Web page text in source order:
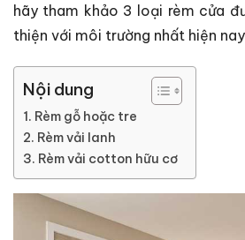
hãy tham khảo 3 loại rèm cửa
thiện với môi trường nhất hiện
Nội dung
Rèm gỗ hoặc tre
Rèm vải lanh
Rèm vải cotton hữu cơ